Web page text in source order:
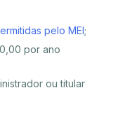
pelo MEI;
por ano
ou titular